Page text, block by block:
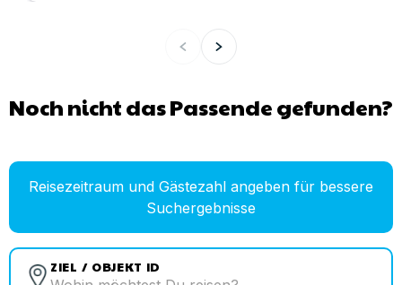
Noch nicht das Passende gefunden?
Reisezeitraum und Gästezahl angeben für bessere
Suchergebnisse
ZIEL / OBJEKT ID